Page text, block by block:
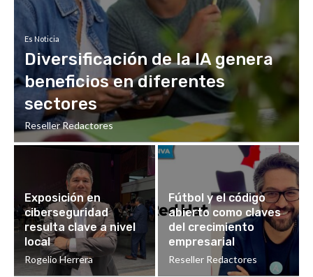
Es Noticia
Diversificación de la IA genera
beneficios en diferentes
sectores
Reseller Redactores
Exposición en
ciberseguridad
resulta clave a nivel
local
Rogelio Herrera
Fútbol y el código
abierto como claves
del crecimiento
empresarial
Reseller Redactores